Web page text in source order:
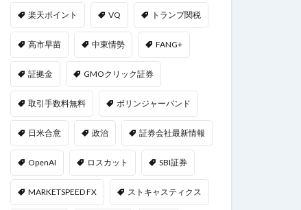
楽天ポイント VQ トランプ関税
高市早苗 中東情勢 FANG+
証拠金 GMOクリック証券
取引手数料無料 ボリンジャーバンド
日米合意 政治 証券会社最新情報
OpenAI ロスカット SBI証券
MARKETSPEED FX ストキャスティクス